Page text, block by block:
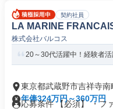
契約社員
LA MARINE
株式会社バルコス
20～30代活躍中！経験者
東京都武蔵野市吉祥寺南
年俸324万円～360万円
応募条件 【必須】 ・フ